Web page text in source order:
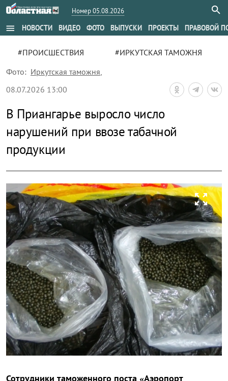
Номер 05.08.2026
menu НОВОСТИ ВИДЕО ФОТО ВЫПУСКИ ПРОЕКТЫ ПРАВОВОЙ
#ПРОИСШЕСТВИЯ
#ИРКУТСКАЯ ТАМОЖНЯ
Фото: Иркутская таможня,
08.07.2026 13:00
В Приангарье выросло число
нарушений при ввозе табачной
продукции
zoom_out_map
Сотрудники таможенного поста «Аэропорт